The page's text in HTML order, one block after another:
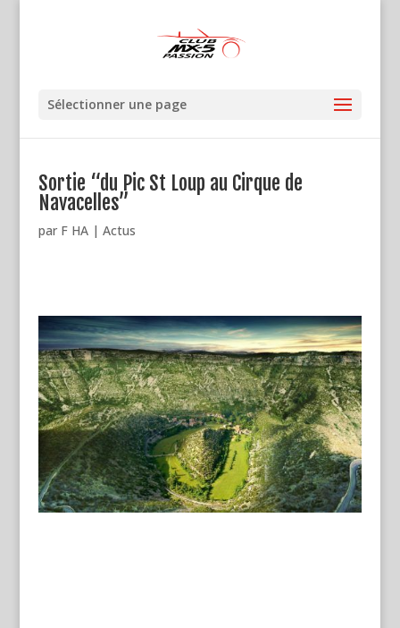
Sélectionner une page
Sortie “du Pic St Loup au Cirque de
Navacelles”
par F HA| Actus